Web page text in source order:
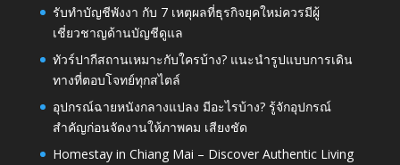
รับทำบัญชีพังงา กับ 7 เหตุผลที่ธุรกิจยุคใหม่ควรมีผู้
เชี่ยวชาญด้านบัญชีดูแล
ทัวร์ปากีสถานเหมาะกับใครบ้าง? แนะนำรูปแบบการเดิน
ทางที่ตอบโจทย์ทุกสไตล์
อุปกรณ์ฉายหนังกลางแปลง มีอะไรบ้าง? รู้จักอุปกรณ์
สำคัญก่อนจัดงานให้ภาพคม เสียงชัด
Homestay in Chiang Mai – Discover Authentic Living